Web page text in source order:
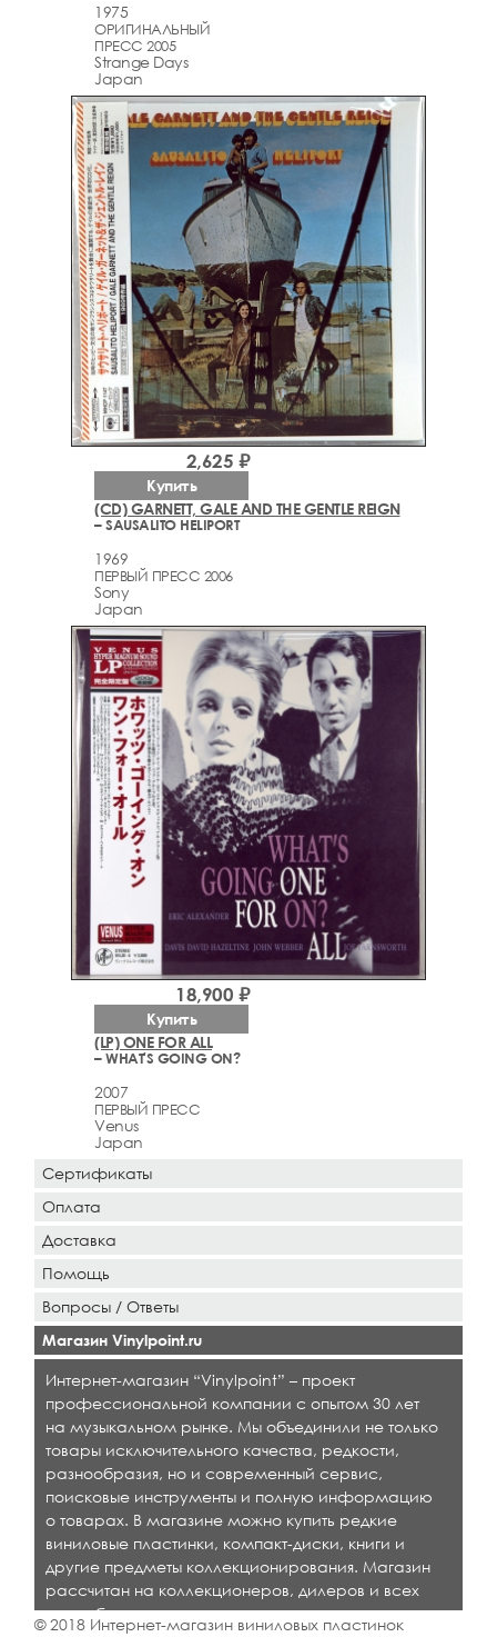
1975
ОРИГИНАЛЬНЫЙ
ПРЕСС 2005
Strange Days
Japan
(CD) GARNETT, GALE AND THE GENTLE REIGN
– SAUSALITO HELIPORT
1969
ПЕРВЫЙ ПРЕСС 2006
Sony
Japan
2,625 ₽
Купить
(LP) ONE FOR ALL
– WHAT'S GOING ON?
2007
ПЕРВЫЙ ПРЕСС
Venus
Japan
18,900 ₽
Купить
Сертификаты
Оплата
Доставка
Помощь
Вопросы / Ответы
Магазин Vinylpoint.ru
Интернет-магазин “Vinylpoint” – проект
профессиональной компании с опытом 30 лет
на музыкальном рынке. Мы объединили не только
товары исключительного качества, редкости,
разнообразия, но и современный сервис,
поисковые инструменты и полную информацию
о товарах. В магазине можно купить редкие
виниловые пластинки, компакт-диски, книги и
другие предметы коллекционирования. Магазин
рассчитан на коллекционеров, дилеров и всех
кто любит качественную музыку.
© 2018 Интернет-магазин виниловых пластинок